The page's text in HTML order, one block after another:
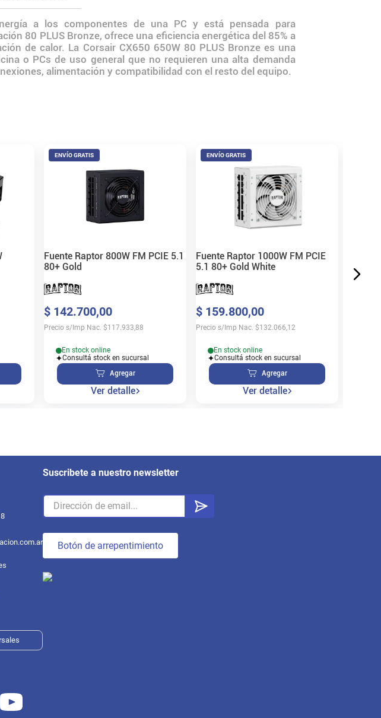
a los componentes de una PC y está pensada para
80 PLUS Bronze, ofrece una eficiencia energética del 85% a
de calor. La Corsair CX650 650W 80 PLUS Bronze es una
o PCs de uso general que no requieren una alta demanda
alimentación y compatibilidad con el resto del equipo.
ENVÍO GRATIS
Fuente Raptor 800W FM PCIE 5.1
80+ Gold
$ 142.700,00
Precio s/Imp Nac. $117.933,88
En stock online
Consultá stock en sucursal
Agregar
Ver detalle
ENVÍO GRATIS
Fuente Raptor 1000W FM PCIE
5.1 80+ Gold White
$ 159.800,00
Precio s/Imp Nac. $132.066,12
En stock online
Consultá stock en sucursal
Agregar
Ver detalle
Suscribete a nuestro newsletter
Botón de arrepentimiento